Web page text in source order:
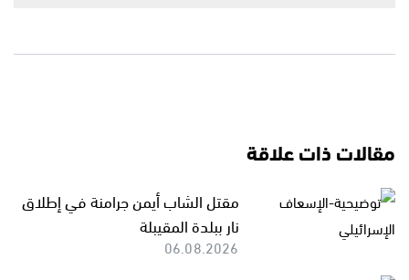
مقالات ذات علاقة
مقتل الشاب أيمن جرامنة في إطلاق
نار ببلدة المقيبلة
06.08.2026